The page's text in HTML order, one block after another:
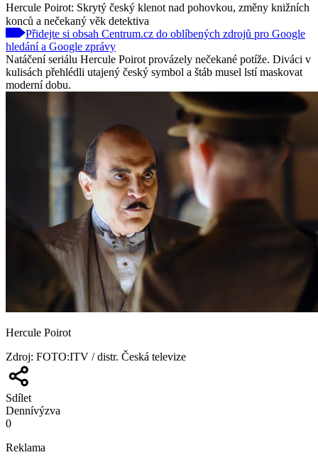
Hercule Poirot: Skrytý český klenot nad pohovkou, změny knižních
konců a nečekaný věk detektiva
Přidejte si obsah Centrum.cz do oblíbených zdrojů pro Google
hledání a Google zprávy
Natáčení seriálu Hercule Poirot provázely nečekané potíže. Diváci v
kulisách přehlédli utajený český symbol a štáb musel lstí maskovat
moderní dobu.
Hercule Poirot
Zdroj: FOTO:ITV / distr. Česká televize
Sdílet
Dennívýzva
0
Reklama